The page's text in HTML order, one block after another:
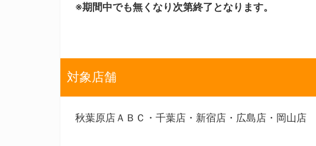
※期間中でも無くなり次第終了となります。
対象店舗
秋葉原店ＡＢＣ・千葉店・新宿店・広島店・岡山店